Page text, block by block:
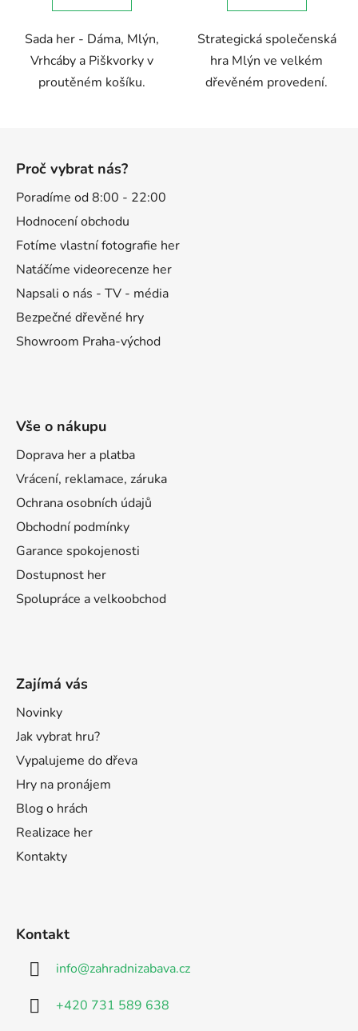
Sada her - Dáma, Mlýn,
Vrhcáby a Piškvorky v
proutěném košíku.
Strategická společenská
hra Mlýn ve velkém
dřevěném provedení.
Proč vybrat nás?
Poradíme od 8:00 - 22:00
Hodnocení obchodu
Fotíme vlastní fotografie her
Natáčíme videorecenze her
Napsali o nás - TV - média
Bezpečné dřevěné hry
Showroom Praha-východ
Vše o nákupu
Doprava her a platba
Vrácení, reklamace, záruka
Ochrana osobních údajů
Obchodní podmínky
Garance spokojenosti
Dostupnost her
Spolupráce a velkoobchod
Zajímá vás
Novinky
Jak vybrat hru?
Vypalujeme do dřeva
Hry na pronájem
Blog o hrách
Realizace her
Kontakty
Kontakt
info@zahradnizabava.cz
+420 731 589 638